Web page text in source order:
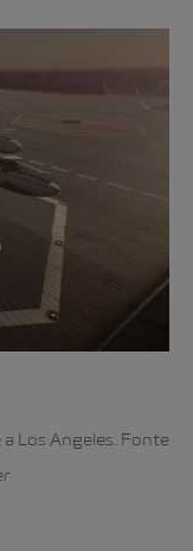
Los Angeles. Fonte